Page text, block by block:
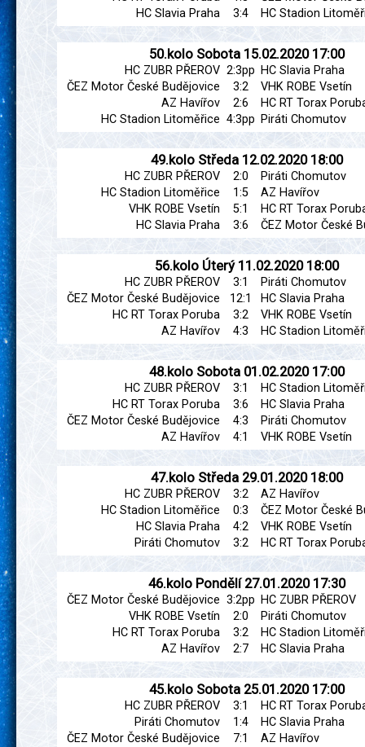
HC Slavia Praha
3:4 HC Stadion
50.kolo Sobota 15.02.2020 17:00
HC ZUBR PŘEROV 2:3pp HC Slavia Praha
ČEZ Motor České Budějovice
3:2
VHK ROBE Vsetín
AZ Havířov
2:6
HC RT Torax
HC Stadion Litoměřice 4:3pp Piráti Chomutov
49.kolo Středa 12.02.2020 18:00
HC ZUBR PŘEROV 2:0
Piráti Chomutov
HC Stadion Litoměřice
1:5
AZ Havířov
VHK ROBE Vsetín
5:1
HC RT Torax
HC Slavia Praha
3:6 ČEZ Motor České
56.kolo Úterý 11.02.2020 18:00
HC ZUBR PŘEROV 3:1
Piráti Chomutov
ČEZ Motor České Budějovice
12:1
HC Slavia Praha
HC RT Torax Poruba
3:2
VHK ROBE Vsetín
AZ Havířov
4:3 HC Stadion
48.kolo Sobota 01.02.2020 17:00
HC ZUBR PŘEROV 3:1
HC Stadion
HC RT Torax Poruba
3:6
HC Slavia Praha
ČEZ Motor České Budějovice
4:3
Piráti Chomutov
AZ Havířov
4:1 VHK ROBE Vsetín
47.kolo Středa 29.01.2020 18:00
HC ZUBR PŘEROV 3:2
AZ Havířov
HC Stadion Litoměřice
0:3
ČEZ Motor České
HC Slavia Praha
4:2
VHK ROBE Vsetín
Piráti Chomutov
3:2 HC RT Torax
46.kolo Pondělí 27.01.2020 17:30
ČEZ Motor České Budějovice 3:2pp HC ZUBR PŘEROV
VHK ROBE Vsetín
2:0
Piráti Chomutov
HC RT Torax Poruba
3:2
HC Stadion
AZ Havířov
2:7 HC Slavia Praha
45.kolo Sobota 25.01.2020 17:00
HC ZUBR PŘEROV 3:1
HC RT Torax
Piráti Chomutov
1:4
HC Slavia Praha
ČEZ Motor České Budějovice
7:1
AZ Havířov